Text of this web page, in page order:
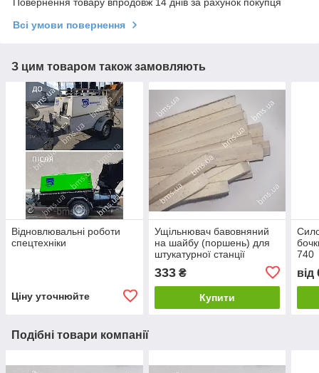
Всі умови повернення
З цим товаром також замовляють
Відновлювальні роботи
спецтехніки
Ціну уточнюйте
Ущільнювач бавовняний
на шайбу (поршень) для
штукатурної станції
333₴
Купити
740
від
Подібні товари компанії